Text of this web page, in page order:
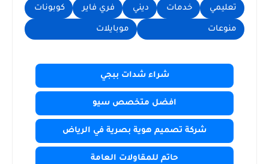
تعليمي خدمات ديني فري فاير كوبونات
منوعات موبايلات
شراء شدات ببجي
افضل متخصص سيو
شركة تصميم هوية بصرية في الرياض
حاتم للمقاولات العامة